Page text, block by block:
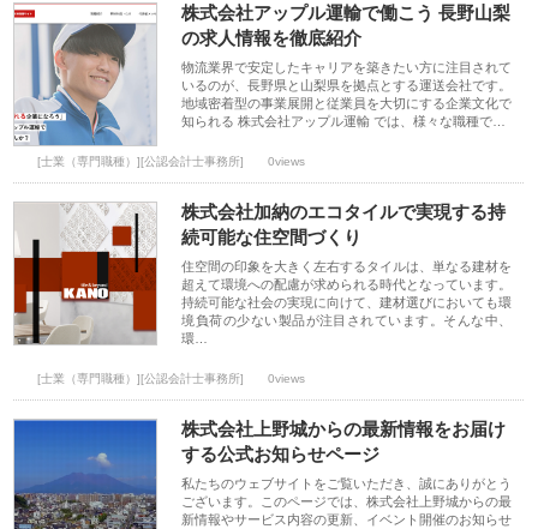
株式会社アップル運輸で働こう 長野山梨
の求人情報を徹底紹介
物流業界で安定したキャリアを築きたい方に注目されて
いるのが、長野県と山梨県を拠点とする運送会社です。
地域密着型の事業展開と従業員を大切にする企業文化で
知られる 株式会社アップル運輸 では、様々な職種で…
[士業（専門職種）][公認会計士事務所] 0views
株式会社加納のエコタイルで実現する持
続可能な住空間づくり
住空間の印象を大きく左右するタイルは、単なる建材を
超えて環境への配慮が求められる時代となっています。
持続可能な社会の実現に向けて、建材選びにおいても環
境負荷の少ない製品が注目されています。そんな中、
環…
[士業（専門職種）][公認会計士事務所] 0views
株式会社上野城からの最新情報をお届け
する公式お知らせページ
私たちのウェブサイトをご覧いただき、誠にありがとう
ございます。このページでは、株式会社上野城からの最
新情報やサービス内容の更新、イベント開催のお知らせ